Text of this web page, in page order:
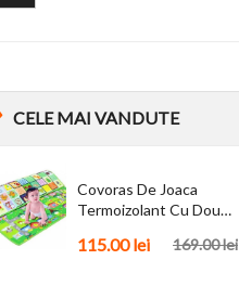
CELEMAI VANDUTE
Covoras De Joaca
Termoizolant Cu Doua
169.00lei
115.00lei